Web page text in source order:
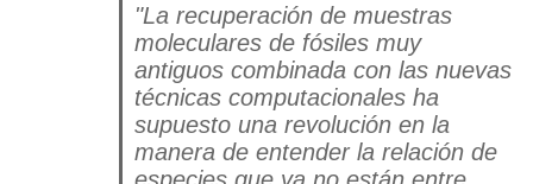
"La recuperación de muestras
moleculares de fósiles muy
antiguos combinada con las nuevas
técnicas computacionales ha
supuesto una revolución en la
manera de entender la relación de